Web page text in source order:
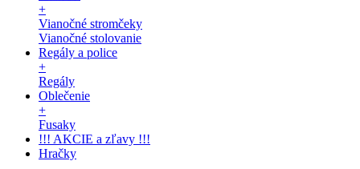
+
Vianočné stromčeky
Vianočné stolovanie
Regály a police
+
Regály
Oblečenie
+
Fusaky
!!! AKCIE a zľavy !!!
Hračky